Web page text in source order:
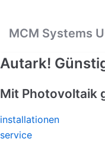
Zum
MCM Systems
Autark!
Mit Photovoltaik
installationen
service